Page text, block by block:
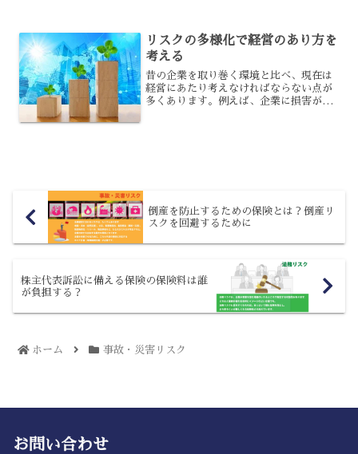
を多数上げていくことには...
リスクの多様化で経営のあり方を
考える
昔の企業を取り巻く環境と比べ、現在は
経営にあたり考えなければならない点が
多くあります。例えば、企業に損害が発
倒産を防止するための保険とは？倒産リ
スクを回避するために
株主代表訴訟に備える保険の保険料は誰
が負担する？
ホーム 事故・災害リスク
お問い合わせ